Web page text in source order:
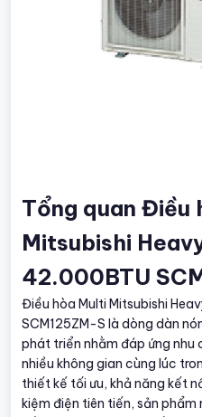
Tổng quan Điều
Mitsubishi
42.000BTU
Điều hòa Multi Mitsubishi
SCM125ZM-S là dòng dàn
phát triển nhằm đáp ứng nhu
nhiều không gian cùng lúc
thiết kế tối ưu, khả năng kết
kiệm điện tiên tiến, sản